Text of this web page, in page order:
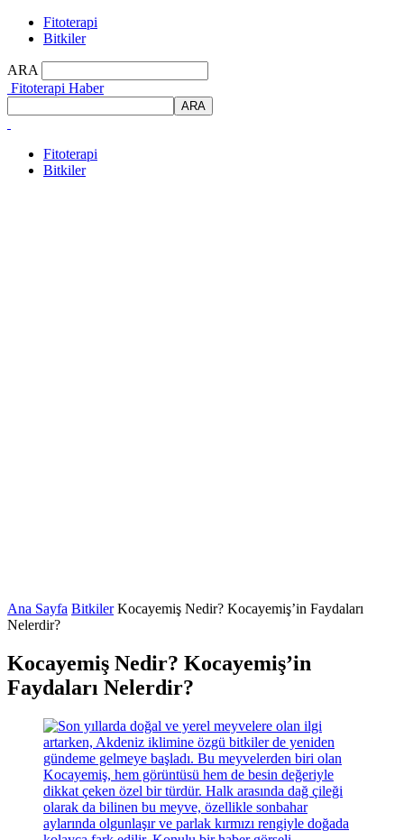
Fitoterapi
Bitkiler
ARA
Fitoterapi Haber
Fitoterapi
Bitkiler
Ana Sayfa Bitkiler Kocayemiş Nedir? Kocayemiş’in Faydaları
Nelerdir?
Kocayemiş Nedir? Kocayemiş’in
Faydaları Nelerdir?